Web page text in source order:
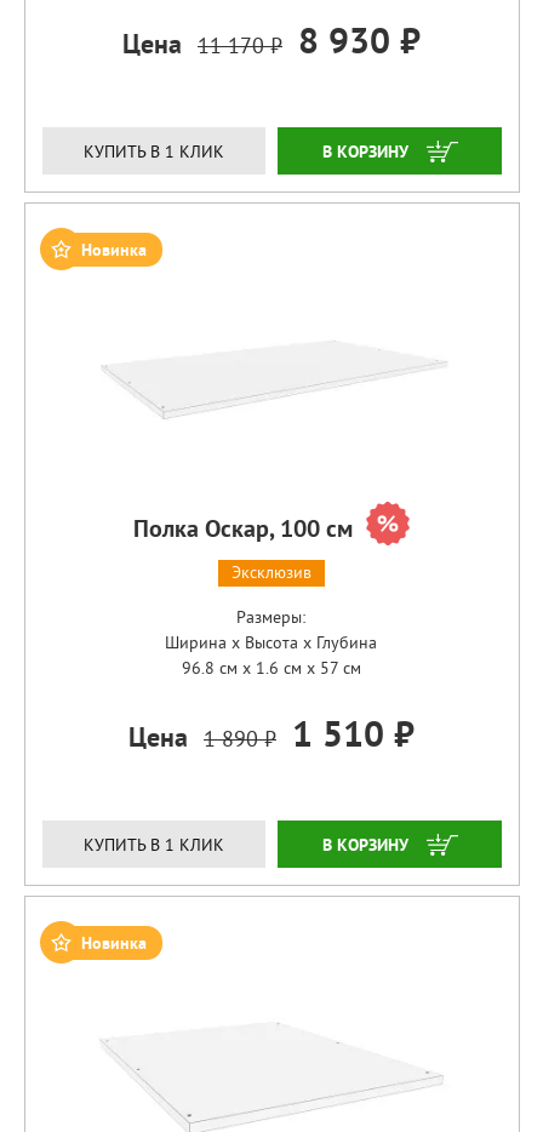
Цена 11 170 ₽ 8 930 ₽
КУПИТЬ В 1 КЛИК ЗАКАЗАТЬ
Новинка
Полка Оскар, 100 см
Эксклюзив
Размеры:
Ширина x Высота x Глубина
96.8 см x 1.6 см x 57 см
Цена 1 890 ₽ 1 510 ₽
КУПИТЬ В 1 КЛИК ЗАКАЗАТЬ
Новинка